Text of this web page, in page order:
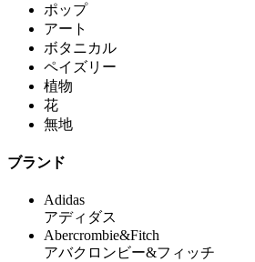
ポップ
アート
ボタニカル
ペイズリー
植物
花
無地
ブランド
Adidas
アディダス
Abercrombie&Fitch
アバクロンビー&フィッチ